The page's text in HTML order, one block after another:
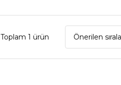
Toplam 1 ürün